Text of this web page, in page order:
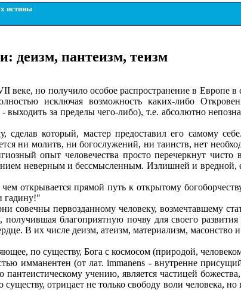
истины
деизм, пантеизм, теизм
веке, но получило особое распространение в Европе
исключая возможность каких-либо
за пределы чего-либо), т.е. абсолютно
который, мастер предоставил его самому
ни молитв, ни богослужений, ни таинств, нет
опыт человечества просто перечеркнут чисто
неверным и бессмысленным. Излишней и вредной,
открывается прямой путь к открытому
гадину!"
первозданному человеку, возмечтавшему
благоприятную почву для своего
В их числе деизм, атеизм, материализм, масонство и
по существу, Бога с космосом (природой,
имманентен (от лат. immanens - внутренне
пантеистическому учению, является частицей
отрицает не только свободу воли человека, но